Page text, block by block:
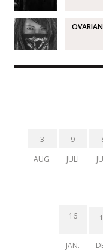
3
AUG.
9
JULI
16
JAN.